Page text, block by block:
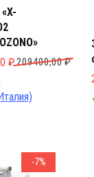
₽.
209400,00₽
цена
₽ 178900,00 ₽.
-7%